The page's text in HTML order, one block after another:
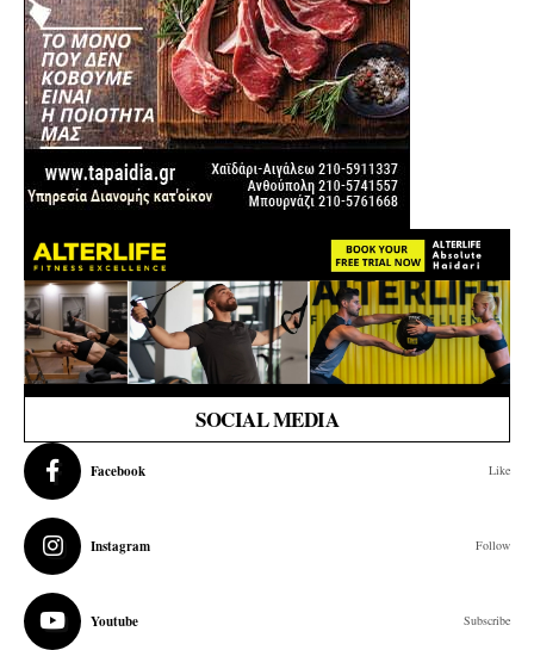
SOCIAL MEDIA
Facebook Like
Instagram Follow
Youtube Subscribe